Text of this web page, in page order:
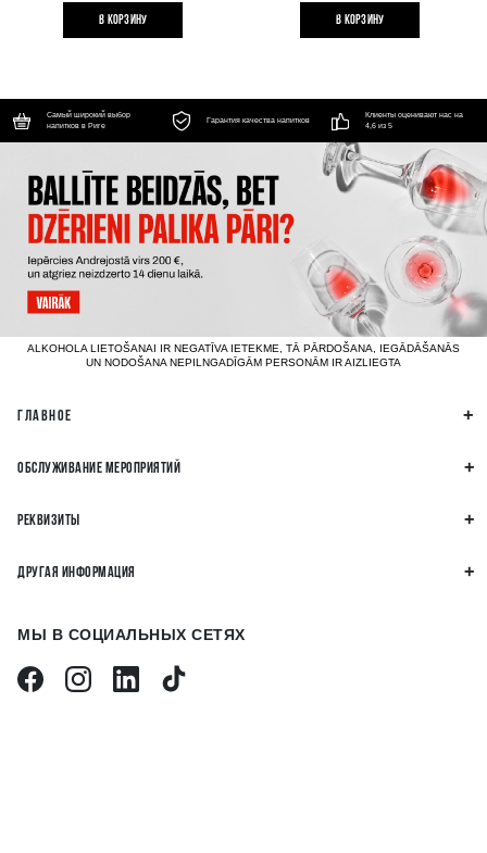
B КОРЗИНУ B КОРЗИНУ
Самый широкий выбор
напитков в Риге
Гарантия качества напитков
Клиенты оценивают нас на
4,6 из 5
ALKOHOLA LIETOŠANAI IR NEGATĪVA IETEKME, TĀ PĀRDOŠANA, IEGĀDĀŠANĀS
UN NODOŠANA NEPILNGADĪGĀM PERSONĀM IR AIZLIEGTA
ГЛАВНОЕ
ОБСЛУЖИВАНИЕ МЕРОПРИЯТИЙ
РЕКВИЗИТЫ
ДРУГАЯ ИНФОРМАЦИЯ
МЫ В СОЦИАЛЬНЫХ СЕТЯХ